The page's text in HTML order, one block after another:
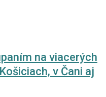
na viacerých
v Čani aj